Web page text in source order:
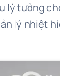
lý tưởng
lý nhiệt